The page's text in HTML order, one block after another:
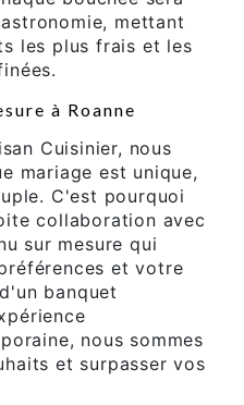
mettant
les plus frais et les
à Roanne
Cuisinier, nous
mariage est unique,
C'est pourquoi
collaboration avec
sur mesure qui
et votre
banquet
nous sommes
et surpasser vos